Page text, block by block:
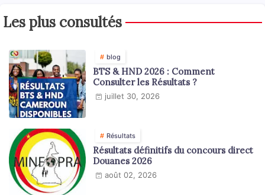
Les plus consultés
blog
BTS & HND 2026 : Comment
Consulter les Résultats ?
juillet 30, 2026
Résultats
Résultats définitifs du concours direct
Douanes 2026
août 02, 2026